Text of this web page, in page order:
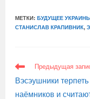
МЕТКИ:БУДУЩЕЕ
СТАНИСЛАВ КРАПИВНИК,
ЕЩЕ
СТАТЬИ
Предыдущая
Вэсэушники
наёмников и